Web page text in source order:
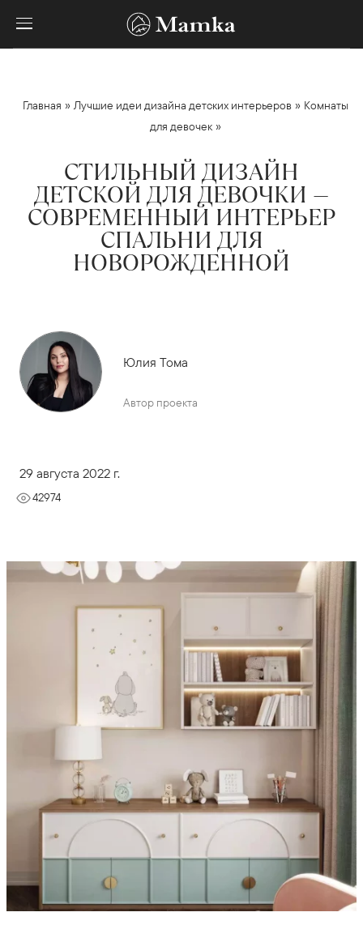
Главная »Лучшие идеи дизайна детских интерьеров » Комнаты
для девочек »
СТИЛЬНЫЙ ДИЗАЙН
ДЕТСКОЙ ДЛЯ ДЕВОЧКИ —
СОВРЕМЕННЫЙ ИНТЕРЬЕР
СПАЛЬНИ ДЛЯ
НОВОРОЖДЕННОЙ
Юлия Тома
Автор проекта
29 августа 2022 г.
42974